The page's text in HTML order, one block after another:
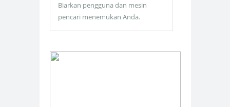
Biarkan pengguna dan mesin
pencari menemukan Anda.